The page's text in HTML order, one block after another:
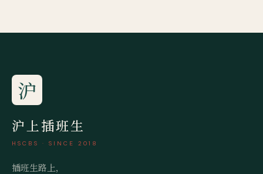
沪
沪上插班生
HSCBS · SINCE 2018
插班生路上，